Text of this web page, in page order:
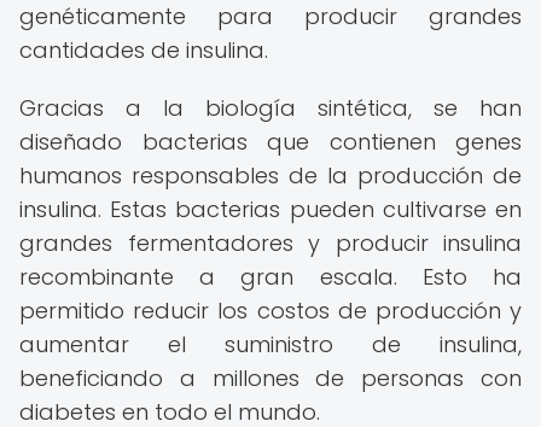
genéticamente para producir grandes
cantidades de insulina.
Gracias a la biología sintética, se han
diseñado bacterias que contienen genes
humanos responsables de la producción de
insulina. Estas bacterias pueden cultivarse en
grandes fermentadores y producir insulina
recombinante a gran escala. Esto ha
permitido reducir los costos de producción y
aumentar el suministro de insulina,
beneficiando a millones de personas con
diabetes en todo el mundo.